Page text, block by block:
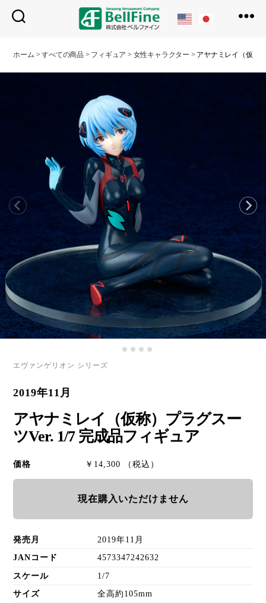
フ
イ
ホーム >すべての商品 > フィギュア > 女性キャラクター > アヤナミレイ（仮称
エヴァンゲリオン シリーズ
2019年11月
アヤナミレイ（仮称）プラグスー
ツVer. 1/7 完成品フィギュア
価格 ￥14,300 （税込）
現在購入いただけません
発売月 2019年11月
JANコード 4573347242632
スケール 1/7
サイズ 全高約105mm